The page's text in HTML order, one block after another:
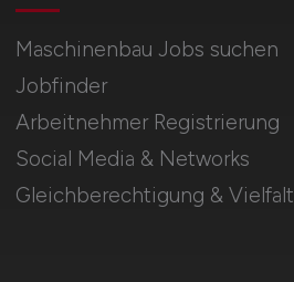
Maschinenbau Jobs suchen
Jobfinder
Arbeitnehmer Registrierung
Social Media & Networks
Gleichberechtigung & Vielfalt